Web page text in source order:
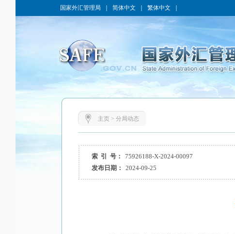
国家外汇管理局 简体中文 繁体中文
主页> 分局动态
索 引 号： 75926188-X-2024-00097
发布日期：
2024-09-25